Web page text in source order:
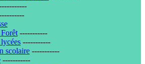
-----------
-----------
scolaire -----------
-----------